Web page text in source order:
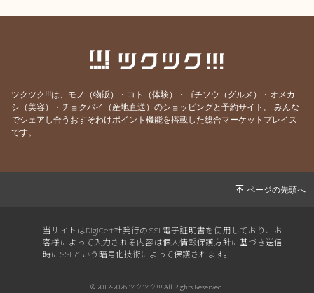
ツクツク!!!は、モノ（物販）・コト（体験）・ゴチソウ（グルメ）・オメカ
シ（美容）・チョクバイ（産地直送）のショッピングと予約サイト。
みんな
でシェアし合うおすそわけポイント機能を搭載した総合マーケットプレイス
です。
当サイトはDigiCert社発行のSSL電子証明書を使用しており、お
客様によって入力される内容は個人情報保護方針に基づき送信
時にSSLという暗号化技術によって保護されます。
© 2012-2026 ツクツク!!! All Rights Reserved.